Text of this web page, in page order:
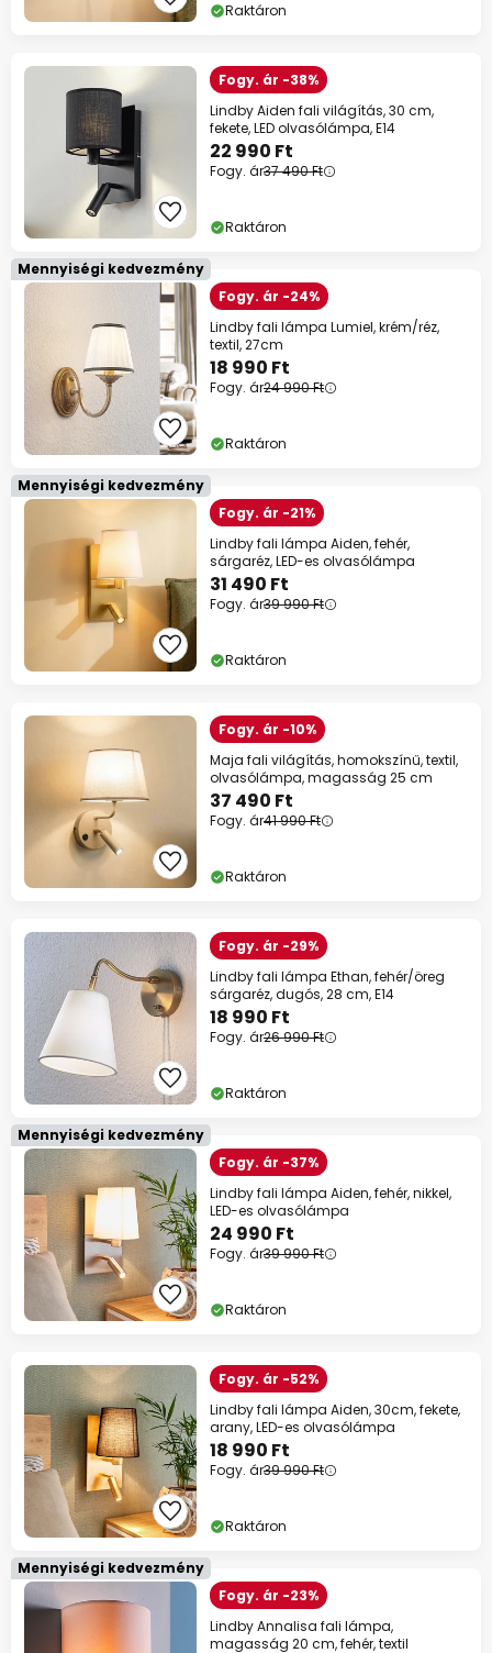
Raktáron
Fogy. ár -38%
Lindby Aiden fali világítás, 30 cm,
fekete, LED olvasólámpa, E14
22 990 Ft
Fogy. ár37 490 Ft
Raktáron
Mennyiségi kedvezmény
Fogy. ár -24%
Lindby fali lámpa Lumiel, krém/réz,
textil, 27cm
18 990 Ft
Fogy. ár24 990 Ft
Raktáron
Mennyiségi kedvezmény
Fogy. ár -21%
Lindby fali lámpa Aiden, fehér,
sárgaréz, LED-es olvasólámpa
31 490 Ft
Fogy. ár39 990 Ft
Raktáron
Fogy. ár -10%
Maja fali világítás, homokszínű, textil,
olvasólámpa, magasság 25 cm
37 490 Ft
Fogy. ár41 990 Ft
Raktáron
Fogy. ár -29%
Lindby fali lámpa Ethan, fehér/öreg
sárgaréz, dugós, 28 cm, E14
18 990 Ft
Fogy. ár26 990 Ft
Raktáron
Mennyiségi kedvezmény
Fogy. ár -37%
Lindby fali lámpa Aiden, fehér, nikkel,
LED-es olvasólámpa
24 990 Ft
Fogy. ár39 990 Ft
Raktáron
Fogy. ár -52%
Lindby fali lámpa Aiden, 30cm, fekete,
arany, LED-es olvasólámpa
18 990 Ft
Fogy. ár39 990 Ft
Raktáron
Mennyiségi kedvezmény
Fogy. ár -23%
Lindby Annalisa fali lámpa,
magasság 20 cm, fehér, textil